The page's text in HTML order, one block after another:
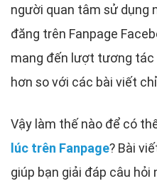
người quan tâm sử dụng
đăng trên Fanpage
mang đến lượt tương
hơn so với các bài viết
Vậy làm thế nào để có
lúc trên Fanpage? Bài
giúp bạn giải đáp câu hỏi